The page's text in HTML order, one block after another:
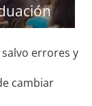
errores y
cambiar